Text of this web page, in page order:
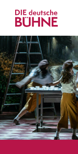
Kritiken
Schauspiel
Musiktheater
Tanz
Crossover
Bühnenwelt
Festivals &